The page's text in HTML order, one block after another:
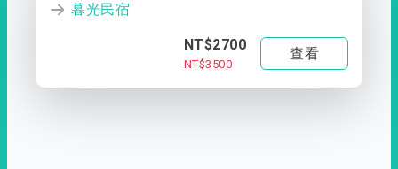
暮光民宿
NT$2700
NT$3500
查看